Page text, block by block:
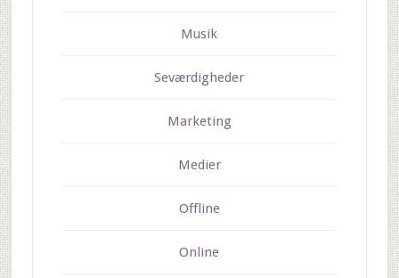
Musik
Seværdigheder
Marketing
Medier
Offline
Online